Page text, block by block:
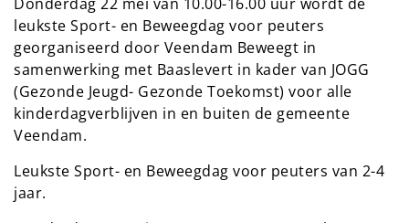
leukste Sport- en Beweegdag voor peuters
georganiseerd door Veendam Beweegt in
samenwerking met Baaslevert in kader van JOGG
(Gezonde Jeugd- Gezonde Toekomst) voor alle
kinderdagverblijven in en buiten de gemeente
Veendam.
Leukste Sport- en Beweegdag voor peuters van 2-4
jaar.